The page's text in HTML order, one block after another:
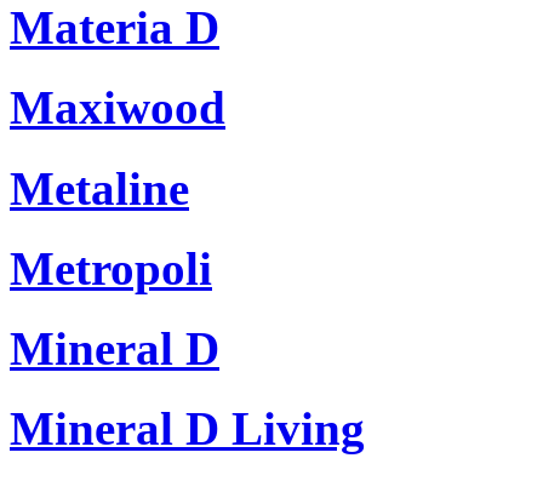
Materia D
Maxiwood
Metaline
Metropoli
Mineral D
Mineral D Living